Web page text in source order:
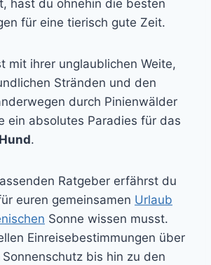
hast du ohnehin die besten
für eine tierisch gute Zeit.
mit ihrer unglaublichen Weite,
Stränden und den
durch Pinienwälder
ein absolutes Paradies für das
.
Ratgeber erfährst du
euren gemeinsamen Urlaub
Sonne wissen musst.
Einreisebestimmungen über
bis hin zu den